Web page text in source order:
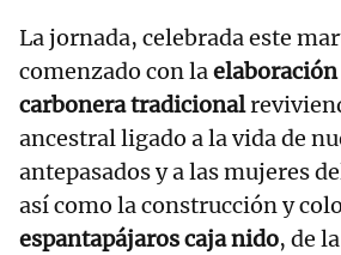
La jornada, celebrada este
comenzado con laelaboración
carbonera tradicional
ancestral ligado a la vida de
antepasados y a las mujeres
así como la construcción y
espantapájaros caja nido, de